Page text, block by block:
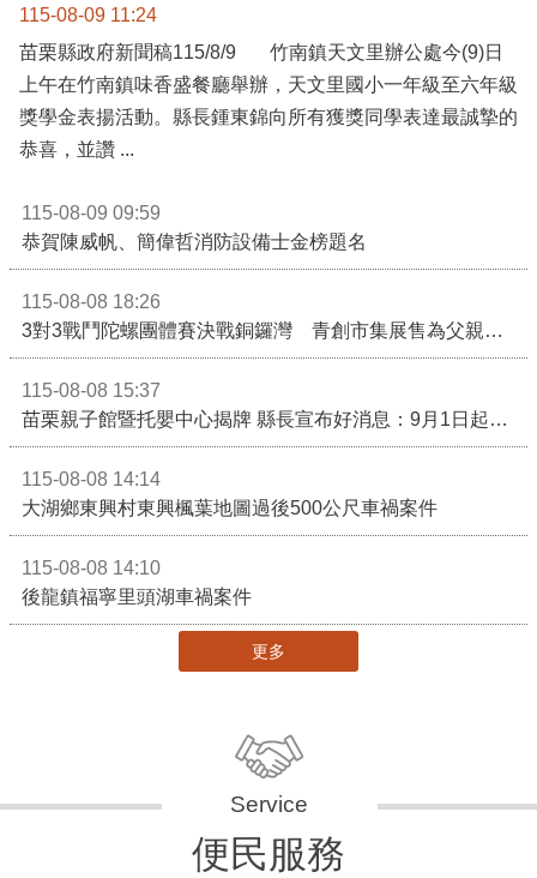
115-08-09 11:24
苗栗縣政府新聞稿115/8/9 竹南鎮天文里辦公處今(9)日
上午在竹南鎮味香盛餐廳舉辦，天文里國小一年級至六年級
獎學金表揚活動。縣長鍾東錦向所有獲獎同學表達最誠摯的
恭喜，並讚 ...
115-08-09 09:59
恭賀陳威帆、簡偉哲消防設備士金榜題名
115-08-08 18:26
3對3戰鬥陀螺團體賽決戰銅鑼灣 青創市集展售為父親節增添繽紛
115-08-08 15:37
苗栗親子館暨托嬰中心揭牌 縣長宣布好消息：9月1日起調降臨時托嬰費用
115-08-08 14:14
大湖鄉東興村東興楓葉地圖過後500公尺車禍案件
115-08-08 14:10
後龍鎮福寧里頭湖車禍案件
更多
便民服務